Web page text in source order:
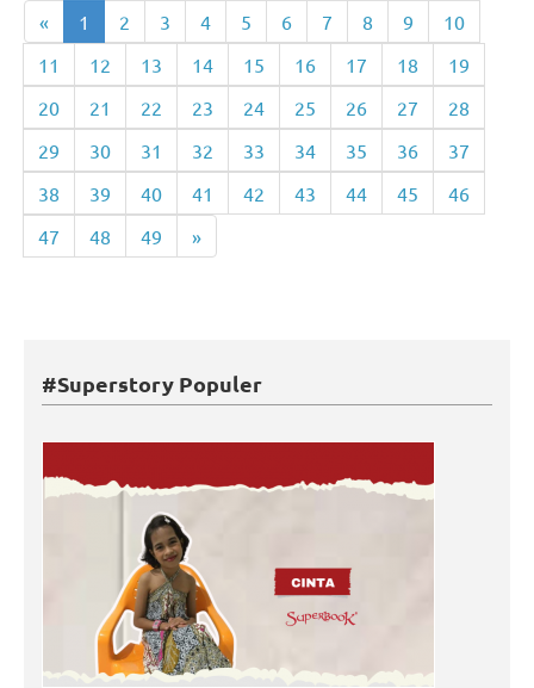
« 1 2 3 4 5 6 7 8 9
10
11
12 13 14 15 16 17 18
19
20
21 22 23 24 25 26 27
28
29
30 31 32 33 34 35 36
37
38
39 40 41 42 43 44 45
46
47
48 49 »
#Superstory Populer